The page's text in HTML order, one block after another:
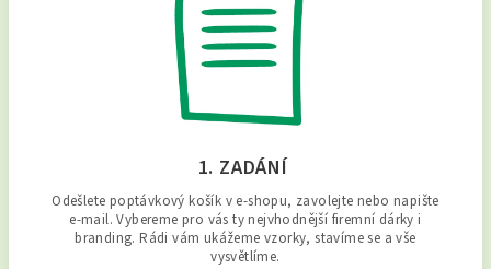
1. ZADÁNÍ
Odešlete poptávkový košík v e-shopu, zavolejte nebo napište
e-mail. Vybereme pro vás ty nejvhodnější firemní dárky i
branding. Rádi vám ukážeme vzorky, stavíme se a vše
vysvětlíme.